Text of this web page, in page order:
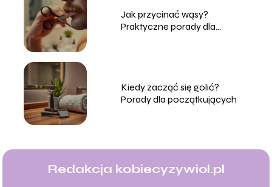
Jak przycinać wąsy?
Praktyczne porady dla
Kiedy zacząć się golić?
Porady dla początkujących
Redakcja kobiecyzywiol.pl